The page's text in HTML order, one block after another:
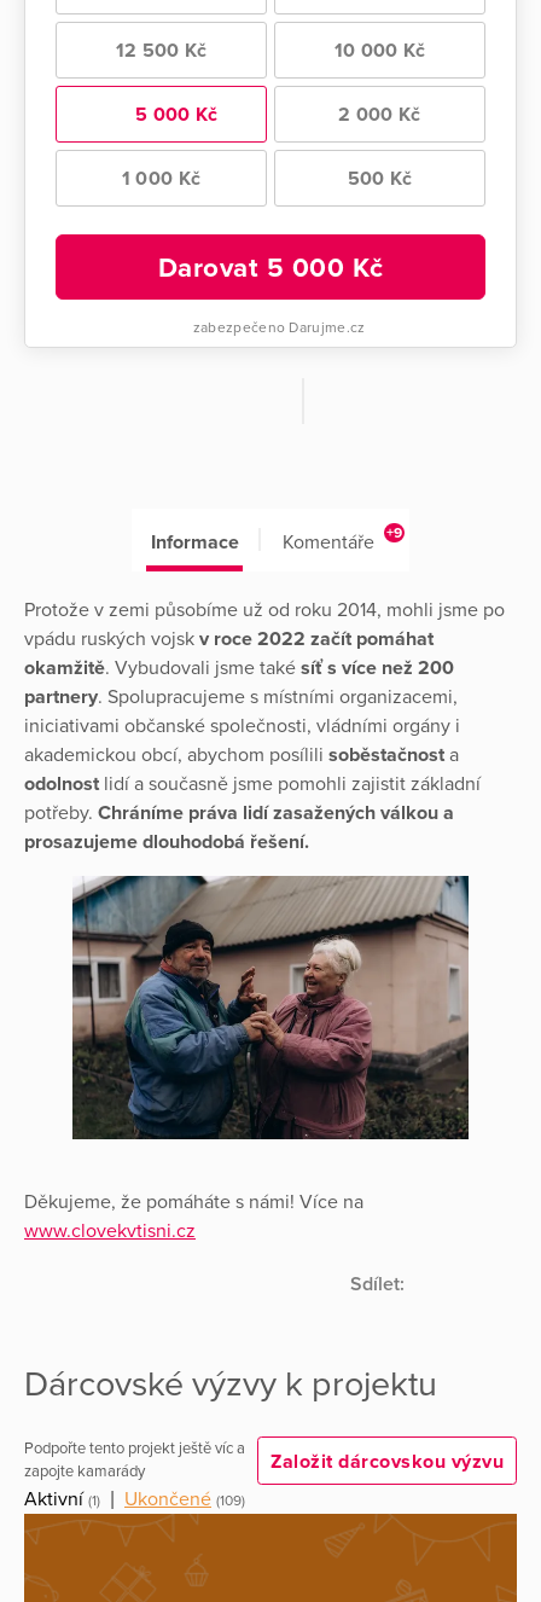
12 500 Kč 10 000 Kč
5 000 Kč 2 000 Kč
1 000 Kč 500 Kč
Darovat 5 000 Kč
zabezpečeno Darujme.cz
Informace Komentáře +9
Protože v zemi působíme už od roku 2014, mohli jsme po
vpádu ruských vojsk v roce 2022 začít pomáhat
okamžitě. Vybudovali jsme také síť s více než 200
partnery. Spolupracujeme s místními organizacemi,
iniciativami občanské společnosti, vládními orgány i
akademickou obcí, abychom posílili soběstačnost a
odolnost lidí a současně jsme pomohli zajistit základní
potřeby. Chráníme práva lidí zasažených válkou a
prosazujeme dlouhodobá řešení.
Děkujeme, že pomáháte s námi! Více na
www.clovekvtisni.cz
Sdílet:
Dárcovské výzvy k projektu
Podpořte tento projekt ještě víc a
zapojte kamarády
Založit dárcovskou výzvu
Aktivní (1) Ukončené (109)